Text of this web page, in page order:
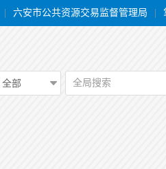
六安市公共资源交易监督管理局
全部 全局搜索